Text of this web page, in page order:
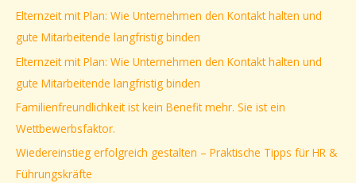
n
a
c
h
:
Elternzeit mit Plan: Wie Unternehmen den Kontakt halten und
gute Mitarbeitende langfristig binden
Elternzeit mit Plan: Wie Unternehmen den Kontakt halten und
gute Mitarbeitende langfristig binden
Familienfreundlichkeit ist kein Benefit mehr. Sie ist ein
Wettbewerbsfaktor.
Wiedereinstieg erfolgreich gestalten – Praktische Tipps für HR &
Führungskräfte